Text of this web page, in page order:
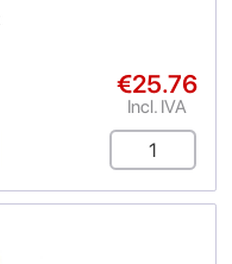
€25.76
Incl. IVA